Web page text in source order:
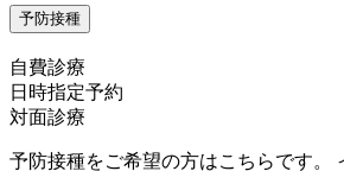
予防接種
自費診療
日時指定予約
対面診療
予防接種をご希望の方はこちらです。